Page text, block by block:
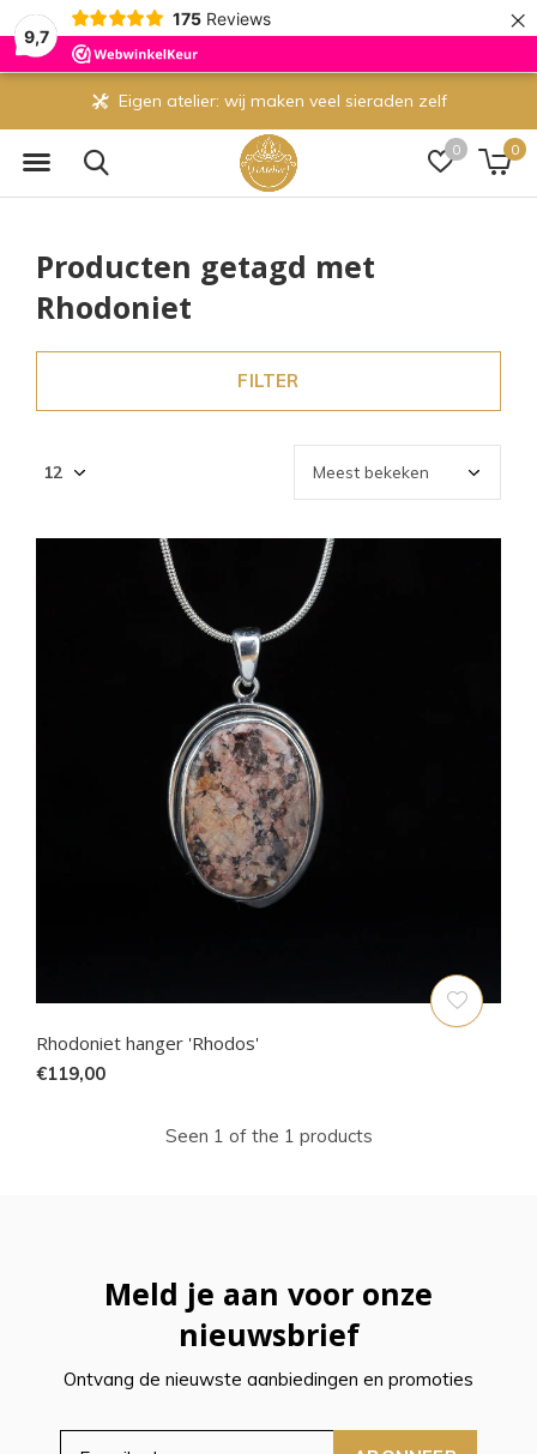
9,7
175 Reviews ×
0 0
Eigen atelier: wij maken veel sieraden zelf
Producten getagd met
Rhodoniet
FILTER
Rhodoniet hanger 'Rhodos'
€119,00
Seen 1 of the 1 products
Meld je aan voor onze
nieuwsbrief
Ontvang de nieuwste aanbiedingen en promoties